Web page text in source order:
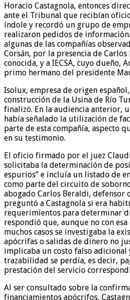
Horacio Castagnola, entonces
ante el Tribunal que recibían
índole y recordó un grupo de
realizaron pedidos de
algunas de las compañías
Corsán, por la presencia de Carlos
conocida, y a IECSA, cuyo dueño,
primo hermano del presidente
Isolux, empresa de origen
construcción de la Usina de Río
finalizó. En la audiencia anterior,
había señalado la utilización de
parte de esta compañía, aspecto
en su testimonio.
El oficio firmado por el juez
solicitaba la determinación de
espurios” e incluía un listado de
como parte del circuito de
abogado Carlos Beraldi, defensor
preguntó a Castagnola si era
requerimientos para determinar
respondió que, aunque no con
muchos casos se investigaba la
apócrifas o salidas de dinero no
implicaba un costo falso
trazabilidad se perdía, es decir,
prestación del servicio
Al ser consultado sobre la
financiamientos apócrifos,